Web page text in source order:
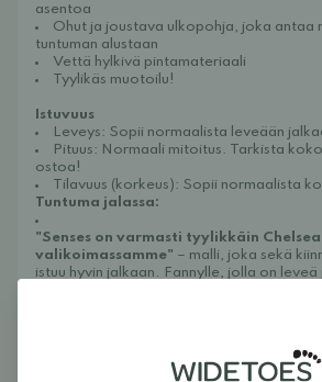
asentoa
Ohut ja joustava ulkopohja, joka antaa
tuntuman alustaan
Vettä hylkivä pintamateriaali
Tyylikäs muotoilu!
Istuvuus
Leveys: Sopii normaalista leveään
Pituus: Normaali mitoitus. Tarkista
ostoa!
Tilavuus (korkeus): Sopii normaalista
Tuntuma jalassa:
"Senses on varmasti tyylikkäin
valikoimassamme" – malli, joka sekä
istuu hyvin jalkaan. Fannylle, jolla on
kylmempinä päivinä – se lisää sekä